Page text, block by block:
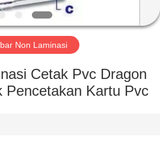
Non Laminasi
Cetak Pvc Dragon
Pencetakan Kartu Pvc